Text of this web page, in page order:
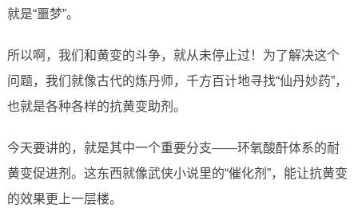
就是“噩梦”。
所以啊，我们和黄变的斗争，就从未停止过！为了解决这个
问题，我们就像古代的炼丹师，千方百计地寻找“仙丹妙药”，
也就是各种各样的抗黄变助剂。
今天要讲的，就是其中一个重要分支——环氧酸酐体系的耐
黄变促进剂。这东西就像武侠小说里的“催化剂”，能让抗黄变
的效果更上一层楼。